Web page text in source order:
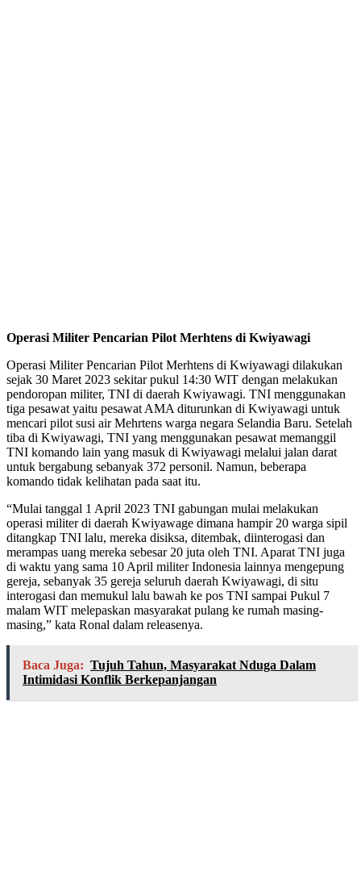
Operasi Militer Pencarian Pilot Merhtens di Kwiyawagi
Operasi Militer Pencarian Pilot Merhtens di Kwiyawagi dilakukan
sejak 30 Maret 2023 sekitar pukul 14:30 WIT dengan melakukan
pendoropan militer, TNI di daerah Kwiyawagi. TNI menggunakan
tiga pesawat yaitu pesawat AMA diturunkan di Kwiyawagi untuk
mencari pilot susi air Mehrtens warga negara Selandia Baru. Setelah
tiba di Kwiyawagi, TNI yang menggunakan pesawat memanggil
TNI komando lain yang masuk di Kwiyawagi melalui jalan darat
untuk bergabung sebanyak 372 personil. Namun, beberapa
komando tidak kelihatan pada saat itu.
“Mulai tanggal 1 April 2023 TNI gabungan mulai melakukan
operasi militer di daerah Kwiyawage dimana hampir 20 warga sipil
ditangkap TNI lalu, mereka disiksa, ditembak, diinterogasi dan
merampas uang mereka sebesar 20 juta oleh TNI. Aparat TNI juga
di waktu yang sama 10 April militer Indonesia lainnya mengepung
gereja, sebanyak 35 gereja seluruh daerah Kwiyawagi, di situ
interogasi dan memukul lalu bawah ke pos TNI sampai Pukul 7
malam WIT melepaskan masyarakat pulang ke rumah masing-
masing,” kata Ronal dalam releasenya.
Baca Juga: Tujuh Tahun, Masyarakat Nduga Dalam
Intimidasi Konflik Berkepanjangan